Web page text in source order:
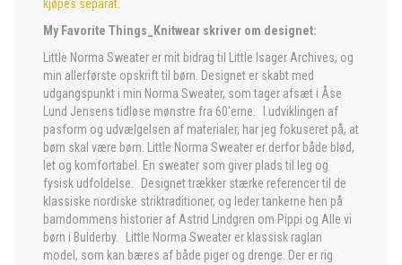
kjøpes separat
My Favorite Things_Knitwear skriver om designet:
Little Norma Sweater er mit bidrag til Little Isager Archives, og
min allerførste opskrift til børn. Designet er skabt med
udgangspunkt i min Norma Sweater, som tager afsæt i Åse
Lund Jensens tidløse mønstre fra 60’erne. I udviklingen af
pasform og udvælgelsen af materialer, har jeg fokuseret på, at
børn skal være børn. Little Norma Sweater er derfor både blød,
let og komfortabel. En sweater som giver plads til leg og
fysisk udfoldelse. Designet trækker stærke referencer til de
klassiske nordiske striktraditioner, og leder tankerne hen på
barndommens historier af Astrid Lindgren om Pippi og Alle vi
børn i Bulderby. Little Norma Sweater er klassisk raglan
model, som kan bæres af både piger og drenge. Der er rig